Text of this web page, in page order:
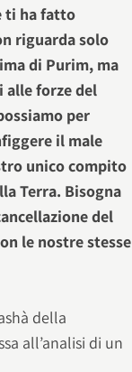
ti ha fatto
riguarda solo
di Purim, ma
alle forze del
per
il male
unico compito
Terra. Bisogna
del
le nostre stesse
della
all’analisi di un